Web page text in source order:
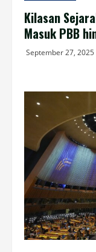
Kilasan
Masuk PBB
September 27, 2025